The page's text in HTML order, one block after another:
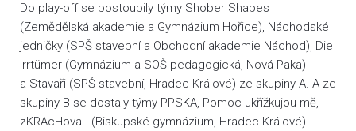
Do play-off se postoupily týmy Shober Shabes
(Zemědělská akademie a Gymnázium Hořice), Náchodské
jedničky (SPŠ stavební a Obchodní akademie Náchod), Die
Irrtümer (Gymnázium a SOŠ pedagogická, Nová Paka)
a Stavaři (SPŠ stavební, Hradec Králové) ze skupiny A. A ze
skupiny B se dostaly týmy PPSKA, Pomoc ukřížkujou mě,
zKRAcHovaL (Biskupské gymnázium, Hradec Králové)